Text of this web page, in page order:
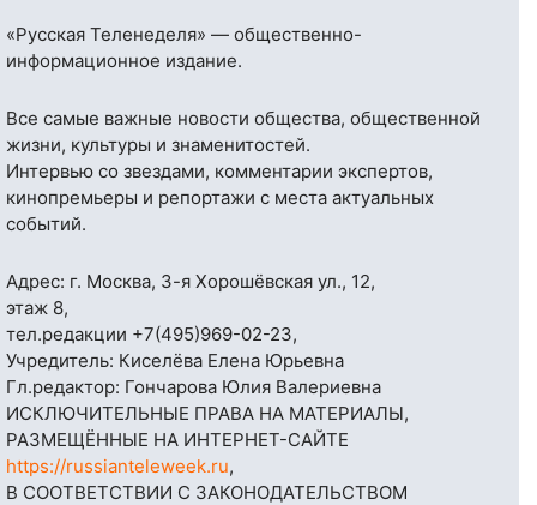
«Русская Теленеделя» — общественно-
информационное издание.
Все самые важные новости общества, общественной
жизни, культуры и знаменитостей.
Интервью со звездами, комментарии экспертов,
кинопремьеры и репортажи с места актуальных
событий.
Адрес: г. Москва, 3-я Хорошёвская ул., 12,
этаж 8,
тел.редакции +7(495)969-02-23,
Учредитель: Киселёва Елена Юрьевна
Гл.редактор: Гончарова Юлия Валериевна
ИСКЛЮЧИТЕЛЬНЫЕ ПРАВА НА МАТЕРИАЛЫ,
РАЗМЕЩЁННЫЕ НА ИНТЕРНЕТ-САЙТЕ
https://russianteleweek.ru,
В СООТВЕТСТВИИ С ЗАКОНОДАТЕЛЬСТВОМ